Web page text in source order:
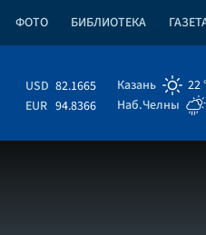
ФОТО БИБЛИОТЕКА
USD 82.1665
EUR 94.8366
Казань
22
Наб.Челны